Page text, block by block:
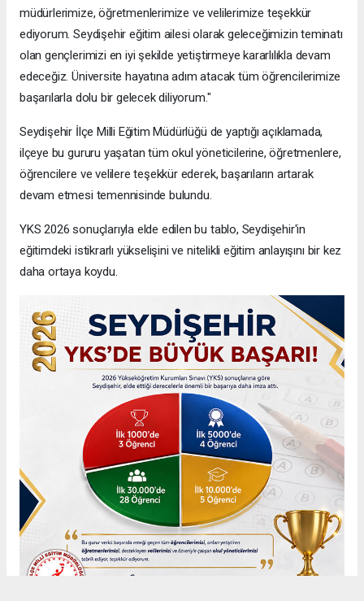
müdürlerimize, öğretmenlerimize ve velilerimize teşekkür
ediyorum. Seydişehir eğitim ailesi olarak geleceğimizin teminatı
olan gençlerimizi en iyi şekilde yetiştirmeye kararlılıkla devam
edeceğiz. Üniversite hayatına adım atacak tüm öğrencilerimize
başarılarla dolu bir gelecek diliyorum."
Seydişehir İlçe Milli Eğitim Müdürlüğü de yaptığı açıklamada,
ilçeye bu gururu yaşatan tüm okul yöneticilerine, öğretmenlere,
öğrencilere ve velilere teşekkür ederek, başarıların artarak
devam etmesi temennisinde bulundu.
YKS 2026 sonuçlarıyla elde edilen bu tablo, Seydişehir'in
eğitimdeki istikrarlı yükselişini ve nitelikli eğitim anlayışını bir kez
daha ortaya koydu.